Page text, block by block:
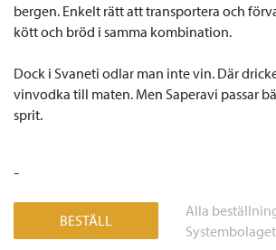
bergen. Enkelt rätt att transportera och
kött och bröd i samma kombination.
Dock i Svaneti odlar man inte vin. Där
vinvodka till maten. Men Saperavi passar
sprit.
-
BESTÄLL
Alla